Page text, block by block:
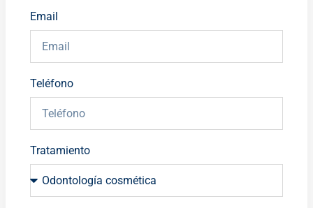
Email
Teléfono
Tratamiento